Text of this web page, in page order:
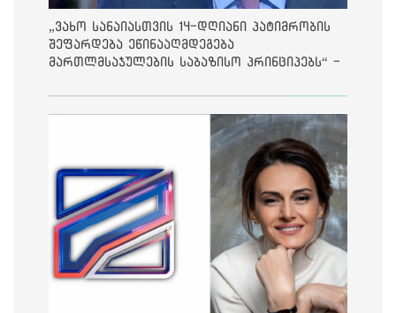
„ვახო სანაიასთვის 14-დღიანი პატიმრობის
შეფარდება ეწინააღმდეგება
მართლმსაჯულების საბაზისო პრინციპებს“ -